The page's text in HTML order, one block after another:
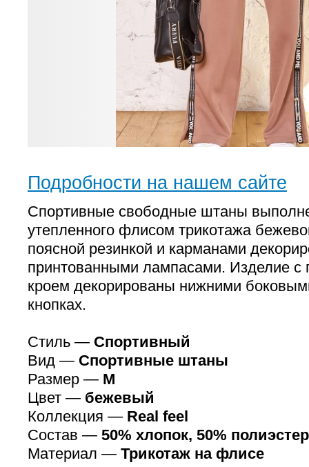
Подробности на нашем сайте
Спортивные свободные штаны
утепленного флисом трикотажа
поясной резинкой и карманами
принтованными лампасами. Изделие
кроем декорированы нижними
кнопках.
Стиль — Спортивный
Вид — Спортивные штаны
Размер — M
Цвет — бежевый
Коллекция — Real feel
Состав — 50% хлопок, 50% полиэстер
Материал — Трикотаж на флисе